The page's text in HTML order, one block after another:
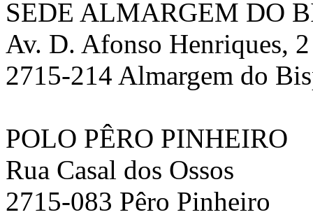
SEDE ALMARGEM DO
Av. D. Afonso Henriques, 2
2715-214 Almargem do
POLO PÊRO PINHEIRO
Rua Casal dos Ossos
2715-083 Pêro Pinheiro